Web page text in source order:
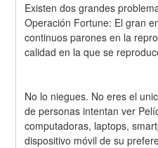
Existen dos grandes
Operación Fortune: El gran
continuos parones en la
calidad en la que se
No lo niegues. No eres el
de personas intentan ver
computadoras, laptops,
dispositivo móvil de su